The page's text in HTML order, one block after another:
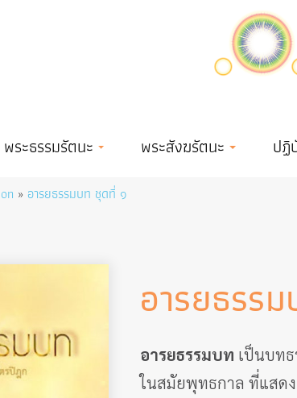
พระธรรมรัตนะ พระสังฆรัตนะ ปฏิ
อารยธรรมบท ชุดที่ ๑
อารยธรร
อารยธรรมบท เป็นบท
ในสมัยพุทธกาล ที่แสด